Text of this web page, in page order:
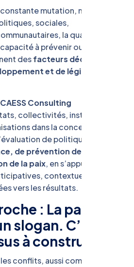
mutation, marqué
sociales,
la qualité de la
à prévenir ou résoudre
desfacteurs décisifs de
et de légitimité
CAESS Consulting
collectivités, institutions
dans la conception, la
de politiques de
de prévention des conflits
de la paix, en s’appuyant sur
contextuelles et
vers les résultats.
: La paix
slogan. C’est
à construire.
conflits, aussi complexes